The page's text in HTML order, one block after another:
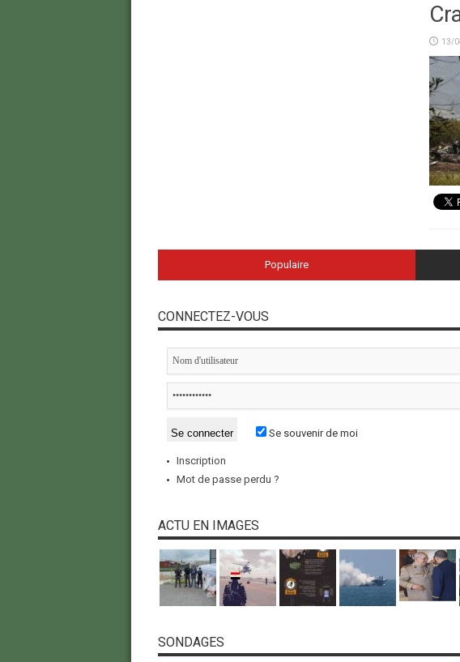
13/
Populaire
CONNECTEZ-VOUS
Se souvenir de moi
Inscription
Mot de passe perdu ?
ACTU EN IMAGES
SONDAGES